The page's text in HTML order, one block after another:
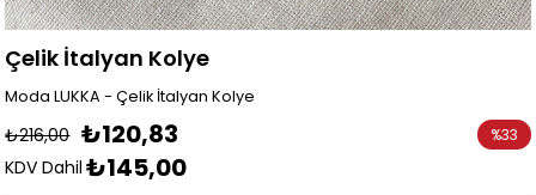
Çelik İtalyan Kolye
Moda LUKKA - Çelik İtalyan Kolye
₺216,00 ₺120,83
KDV Dahil ₺145,00
%33